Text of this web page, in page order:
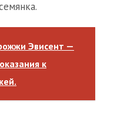
Эвисент —
к